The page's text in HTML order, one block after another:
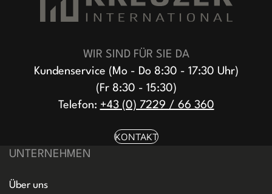
WIR SIND FÜR SIE DA
Kundenservice (Mo - Do 8:30 - 17:30 Uhr)
(Fr 8:30 - 15:30)
Telefon: +43 (0) 7229 / 66 360
KONTAKT
UNTERNEHMEN
Über uns